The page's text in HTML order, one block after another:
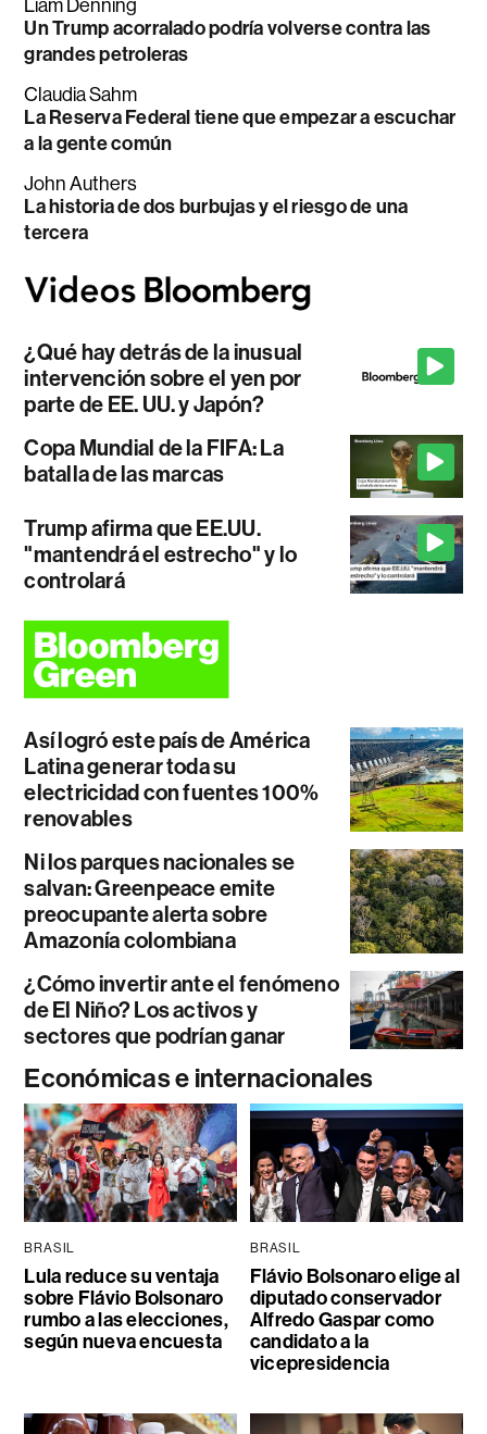
Liam Denning
Un Trump acorralado podría volverse contra las
grandes petroleras
Claudia Sahm
La Reserva Federal tiene que empezar a escuchar
a la gente común
John Authers
La historia de dos burbujas y el riesgo de una
tercera
¿Qué hay detrás de la inusual
intervención sobre el yen por
parte de EE. UU. y Japón?
Copa Mundial de la FIFA: La
batalla de las marcas
Trump afirma que EE.UU.
"mantendrá el estrecho" y lo
controlará
Así logró este país de América
Latina generar toda su
electricidad con fuentes 100%
renovables
Ni los parques nacionales se
salvan: Greenpeace emite
preocupante alerta sobre
Amazonía colombiana
¿Cómo invertir ante el fenómeno
de El Niño? Los activos y
sectores que podrían ganar
Económicas e internacionales
BRASIL
Lula reduce su ventaja
sobre Flávio Bolsonaro
rumbo a las elecciones,
según nueva encuesta
BRASIL
Flávio Bolsonaro elige al
diputado conservador
Alfredo Gaspar como
candidato a la
vicepresidencia